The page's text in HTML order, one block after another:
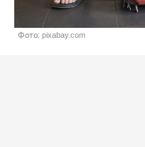
Фото: pixabay.com